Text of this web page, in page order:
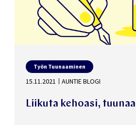
Työn Tuunaaminen
15.11.2021 AUNTIE BLOGI
Liikuta kehoasi,